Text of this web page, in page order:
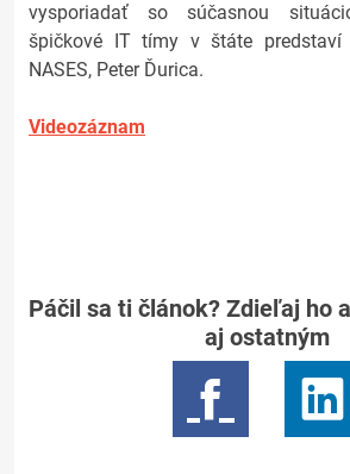
vysporiadať so súčasnou
špičkové IT tímy v štáte predstaví
NASES, Peter Ďurica.
Videozáznam
Páčil sa ti článok? Zdieľaj ho
aj ostatným